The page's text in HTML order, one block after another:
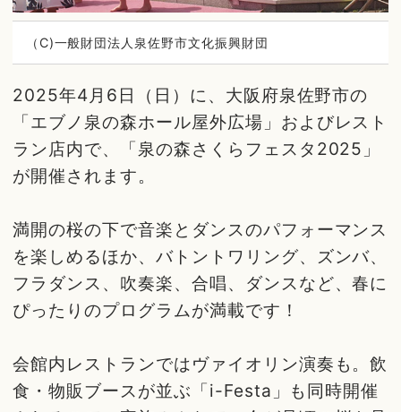
（C)一般財団法人泉佐野市文化振興財団
2025年4月6日（日）に、大阪府泉佐野市の
「エブノ泉の森ホール屋外広場」およびレスト
ラン店内で、「泉の森さくらフェスタ2025」
が開催されます。
満開の桜の下で音楽とダンスのパフォーマンス
を楽しめるほか、バトントワリング、ズンバ、
フラダンス、吹奏楽、合唱、ダンスなど、春に
ぴったりのプログラムが満載です！
会館内レストランではヴァイオリン演奏も。飲
食・物販ブースが並ぶ「i-Festa」も同時開催